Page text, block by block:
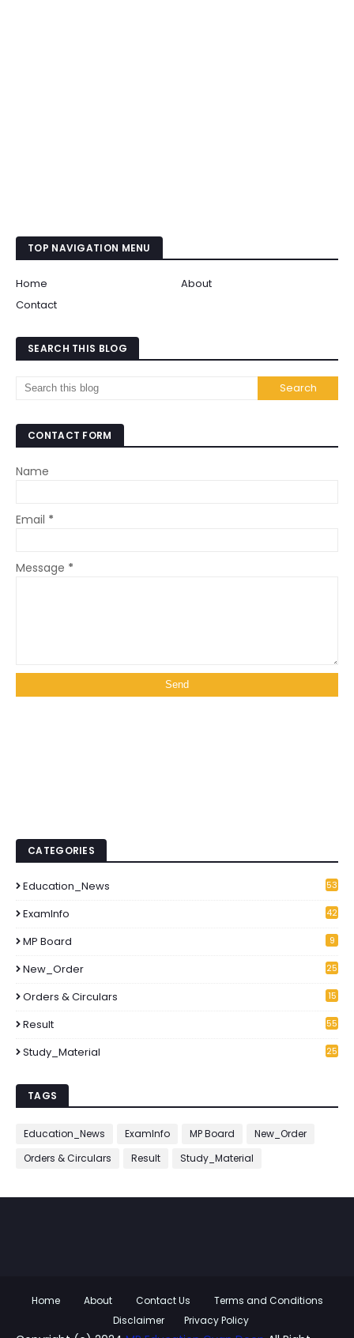
TOP NAVIGATION MENU
Home
About
Contact
SEARCH THIS BLOG
CONTACT FORM
Name
Email *
Message *
CATEGORIES
Education_News
53
ExamInfo
42
MP Board 9
New_Order
25
Orders & Circulars
15
Result 55
Study_Material
25
TAGS
Education_News ExamInfo MP Board
New_Order
Orders & Circulars
Result Study_Material
Home About Contact Us
Terms and Conditions
Disclaimer
Privacy Policy